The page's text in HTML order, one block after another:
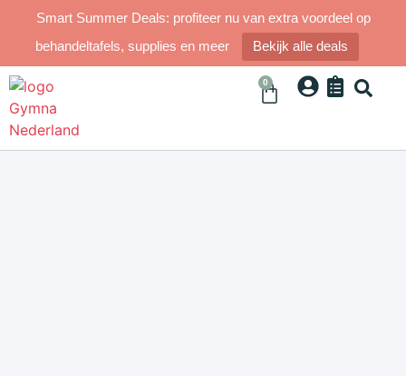
Smart Summer Deals: profiteer nu van extra voordeel op
behandeltafels, supplies en meer
Bekijk alle deals
0